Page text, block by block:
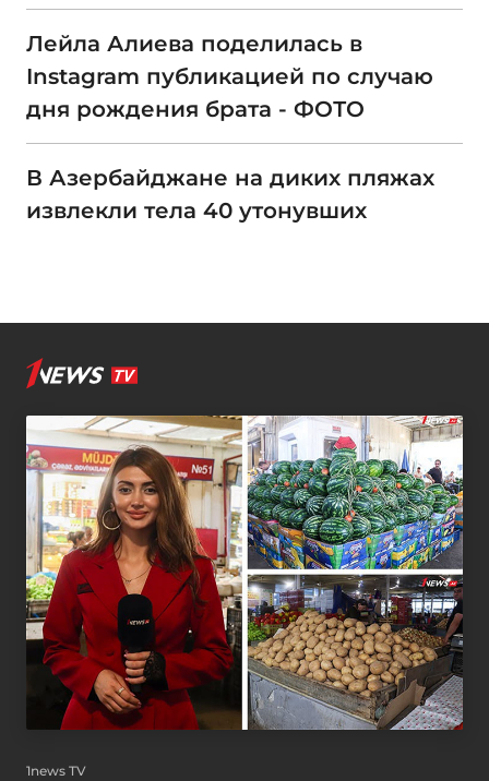
Лейла Алиева поделилась в
Instagram публикацией по случаю
дня рождения брата - ФОТО
В Азербайджане на диких пляжах
извлекли тела 40 утонувших
1news TV